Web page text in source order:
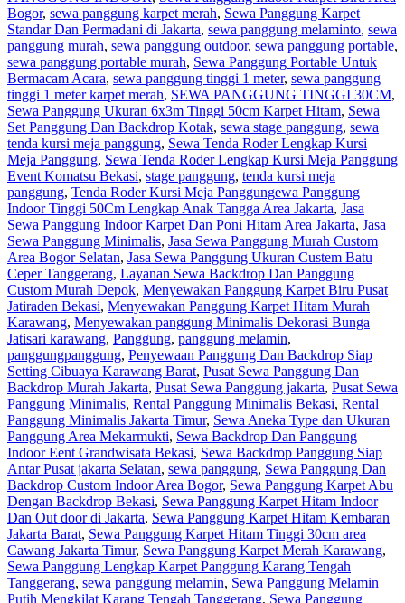
Bogor, sewa panggung karpet merah, Sewa Panggung Karpet
Standar Dan Permadani di Jakarta, sewa panggung melaminto, sewa
panggung murah, sewa panggung outdoor, sewa panggung portable,
sewa panggung portable murah, Sewa Panggung Portable Untuk
Bermacam Acara, sewa panggung tinggi 1 meter, sewa panggung
tinggi 1 meter karpet merah, SEWA PANGGUNG TINGGI 30CM,
Sewa Panggung Ukuran 6x3m Tinggi 50cm Karpet Hitam, Sewa
Set Panggung Dan Backdrop Kotak, sewa stage panggung, sewa
tenda kursi meja panggung, Sewa Tenda Roder Lengkap Kursi
Meja Panggung, Sewa Tenda Roder Lengkap Kursi Meja Panggung
Event Komatsu Bekasi, stage panggung, tenda kursi meja
panggung, Tenda Roder Kursi Meja Panggungewa Panggung
Indoor Tinggi 50Cm Lengkap Anak Tangga Area Jakarta, Jasa
Sewa Panggung Indoor Karpet Dan Poni Hitam Area Jakarta, Jasa
Sewa Panggung Minimalis, Jasa Sewa Panggung Murah Custom
Area Bogor Selatan, Jasa Sewa Panggung Ukuran Custem Batu
Ceper Tanggerang, Layanan Sewa Backdrop Dan Panggung
Custom Murah Depok, Menyewakan Panggung Karpet Biru Pusat
Jatiraden Bekasi, Menyewakan Panggung Karpet Hitam Murah
Karawang, Menyewakan panggung Minimalis Dekorasi Bunga
Jatisari karawang, Panggung, panggung melamin,
panggungpanggung, Penyewaan Panggung Dan Backdrop Siap
Setting Cibuaya Karawang Barat, Pusat Sewa Panggung Dan
Backdrop Murah Jakarta, Pusat Sewa Panggung jakarta, Pusat Sewa
Panggung Minimalis, Rental Panggung Minimalis Bekasi, Rental
Panggung Minimalis Jakarta Timur, Sewa Aneka Type dan Ukuran
Panggung Area Mekarmukti, Sewa Backdrop Dan Panggung
Indoor Eent Grandwisata Bekasi, Sewa Backdrop Panggung Siap
Antar Pusat jakarta Selatan, sewa panggung, Sewa Panggung Dan
Backdrop Custom Indoor Area Bogor, Sewa Panggung Karpet Abu
Dengan Backdrop Bekasi, Sewa Panggung Karpet Hitam Indoor
Dan Out door di Jakarta, Sewa Panggung Karpet Hitam Kembaran
Jakarta Barat, Sewa Panggung Karpet Hitam Tinggi 30cm area
Cawang Jakarta Timur, Sewa Panggung Karpet Merah Karawang,
Sewa Panggung Lengkap Karpet Panggung Karang Tengah
Tanggerang, sewa panggung melamin, Sewa Panggung Melamin
Putih Mengkilat Karang Tengah Tanggerang, Sewa Panggung